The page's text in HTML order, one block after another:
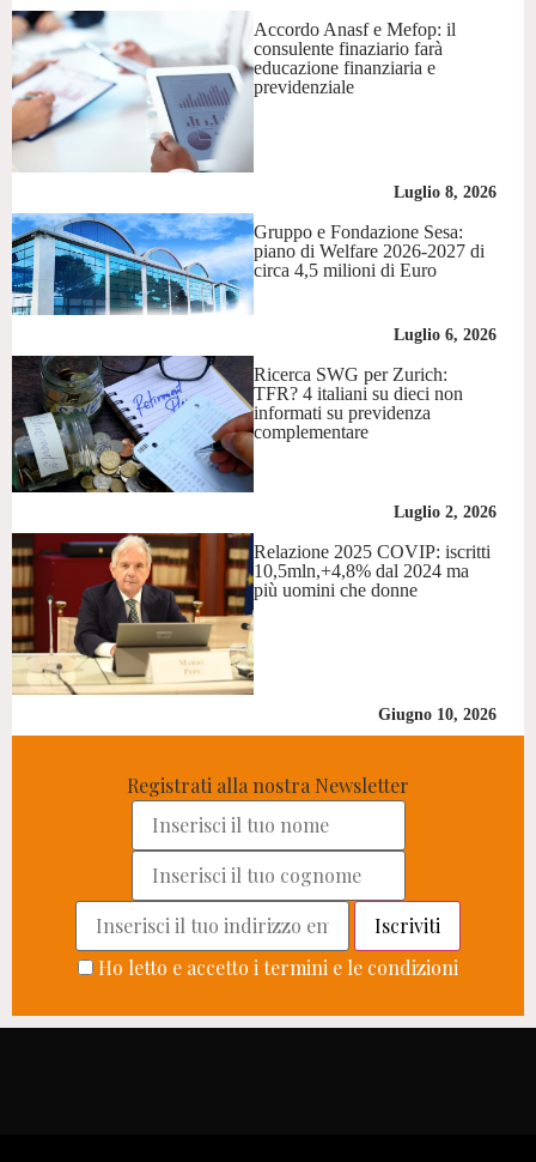
Accordo Anasf e Mefop: il
consulente finaziario farà
educazione finanziaria e
previdenziale
Luglio 8, 2026
Gruppo e Fondazione Sesa:
piano di Welfare 2026-2027 di
circa 4,5 milioni di Euro
Luglio 6, 2026
Ricerca SWG per Zurich:
TFR? 4 italiani su dieci non
informati su previdenza
complementare
Luglio 2, 2026
Relazione 2025 COVIP: iscritti
10,5mln,+4,8% dal 2024 ma
più uomini che donne
Giugno 10, 2026
Registrati alla nostra Newsletter
Ho letto e accetto i termini e le condizioni